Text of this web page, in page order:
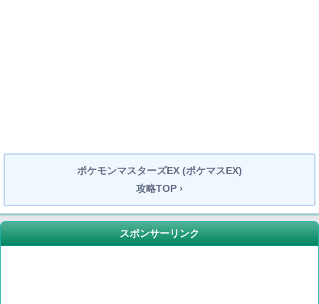
ポケモンマスターズEX (ポケマスEX)
攻略TOP ›
スポンサーリンク